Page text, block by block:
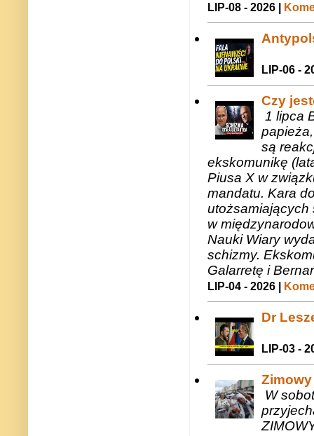
LIP-08 - 2026 |
LIP-06 -
Czy
1 lipca
są
ekskomunikę
Piusa X w
mandatu. Kara
utożsamiających
w
Nauki Wiary
schizmy.
Galarretę i
LIP-04 - 2026 |
Dr
LIP-03 -
W